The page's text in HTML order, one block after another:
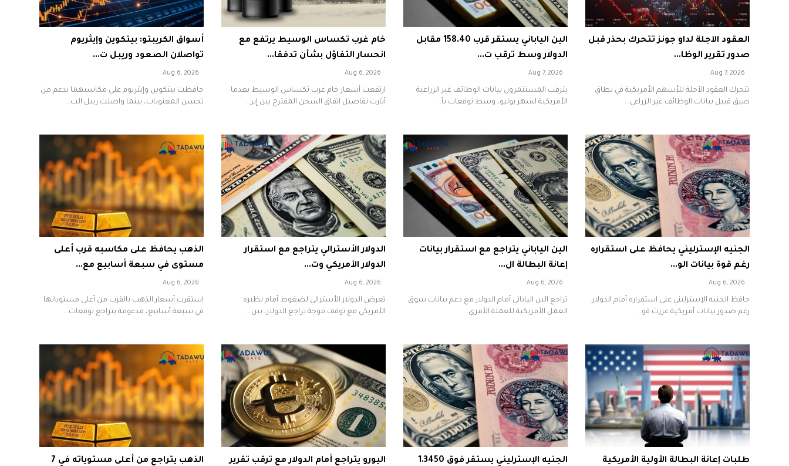
العقود الآجلة لداو جونز تتحرك بحذر قبل
صدور تقرير الوظا...
Aug 7, 2026
تتحرك العقود الآجلة للأسهم الأمريكية في نطاق
ضيق قبيل بيانات الوظائف غير الزراعي...
الين الياباني يستقر قرب 158.40 مقابل
الدولار وسط ترقب ت...
Aug 7, 2026
يترقب المستثمرون بيانات الوظائف غير الزراعية
الأمريكية لشهر يوليو، وسط توقعات بأ...
خام غرب تكساس الوسيط يرتفع مع
انحسار التفاؤل بشأن تدفقا...
Aug 6, 2026
ارتفعت أسعار خام غرب تكساس الوسيط بعدما
أثارت تفاصيل اتفاق الشحن المقترح بين إير...
أسواق الكريبتو: بيتكوين وإيثريوم
تواصلان الصعود وريبل ت...
Aug 6, 2026
حافظت بيتكوين وإيثريوم على مكاسبهما بدعم من
تحسن المعنويات، بينما واصلت ريبل الت...
الجنيه الإسترليني يحافظ على استقراره
رغم قوة بيانات الو...
Aug 6, 2026
حافظ الجنيه الإسترليني على استقراره أمام الدولار
رغم صدور بيانات أمريكية عززت قو...
الين الياباني يتراجع مع استقرار بيانات
إعانة البطالة ال...
Aug 6, 2026
تراجع الين الياباني أمام الدولار مع دعم بيانات سوق
العمل الأمريكية للعملة الأمري...
الدولار الأسترالي يتراجع مع استقرار
الدولار الأمريكي وت...
Aug 6, 2026
تعرض الدولار الأسترالي لضغوط أمام نظيره
الأمريكي مع توقف موجة تراجع الدولار، بين...
الذهب يحافظ على مكاسبه قرب أعلى
مستوى في سبعة أسابيع مع...
Aug 6, 2026
استقرت أسعار الذهب بالقرب من أعلى مستوياتها
في سبعة أسابيع، مدعومة بتراجع توقعات...
طلبات إعانة البطالة الأولية الأمريكية
الجنيه الإسترليني يستقر فوق 1.3450
اليورو يتراجع أمام الدولار مع ترقب تقرير
الذهب يتراجع من أعلى مستوياته في 7